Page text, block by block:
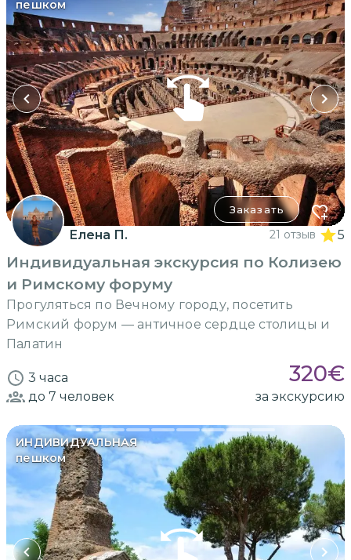
пешком
Заказать
Елена П. 21 отзыв 5
Индивидуальная экскурсия по Колизею
и Римскому форуму
Прогуляться по Вечному городу, посетить
Римский форум — античное сердце столицы и
Палатин
3 часа 320€
до 7 человек за экскурсию
ИНДИВИДУАЛЬНАЯ
пешком